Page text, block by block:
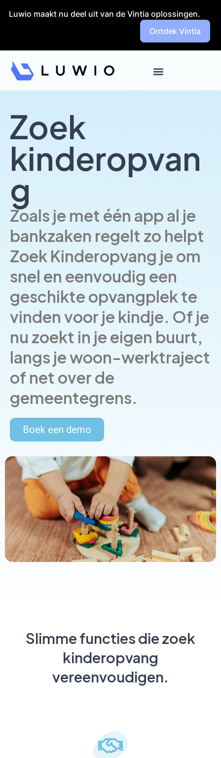
Luwio maakt nu deel uit van de Vintia oplossingen.
Ontdek Vintia
Zoek
kinderopvan
g
Zoals je met één app al je
bankzaken regelt zo helpt
Zoek Kinderopvang je om
snel en eenvoudig een
geschikte opvangplek te
vinden voor je kindje. Of je
nu zoekt in je eigen buurt,
langs je woon-werktraject
of net over de
gemeentegrens.
Boek een demo
Slimme functies die zoek
kinderopvang
vereenvoudigen.